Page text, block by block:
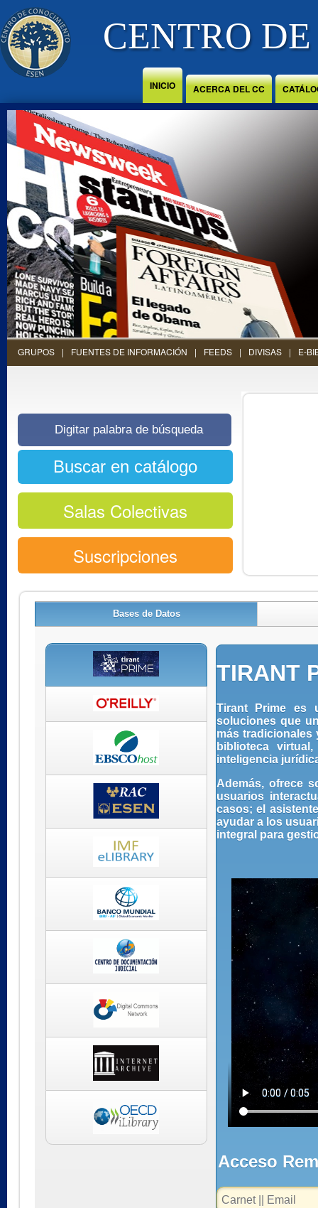
Jump to Content
CENTRO
INICIO ACERCA DEL CC
GRUPOS FUENTES DE INFORMACIÓN FEEDS DIVISAS E-
Salas Colectivas
Suscripciones